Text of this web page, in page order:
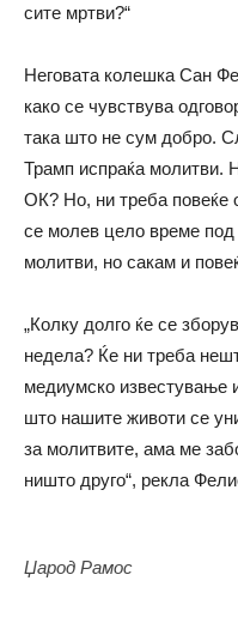
сите мртви?“
Неговата колешка Сан
како се чувствува
така што не сум добро.
Трамп испраќа молитви.
ОК? Но, ни треба повеќе
се молев цело време
молитви, но сакам и
„Колку долго ќе се
недела? Ќе ни треба
медиумско известување
што нашите животи се
за молитвите, ама ме
ништо друго“, рекла
Џарод Рамос